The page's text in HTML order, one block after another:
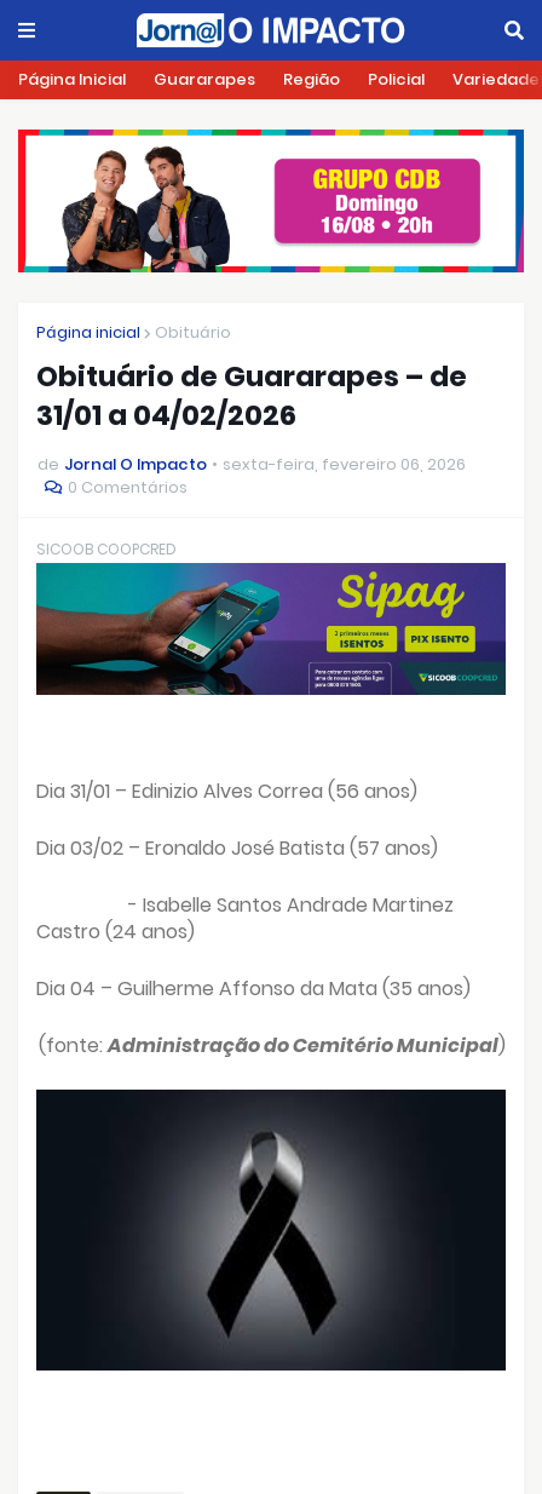
Página Inicial Guararapes Região Policial
Página inicial Obituário
Obituário de Guararapes – de
31/01 a 04/02/2026
de Jornal O Impacto
sexta-feira, fevereiro 06, 2026
0 Comentários
SICOOB COOPCRED
Dia 31/01 – Edinizio Alves Correa (56 anos)
Dia 03/02 – Eronaldo José Batista (57 anos)
- Isabelle Santos Andrade Martinez
Castro (24 anos)
Dia 04 – Guilherme Affonso da Mata (35 anos)
(fonte:Administração do Cemitério Municipal)